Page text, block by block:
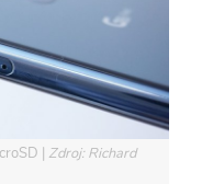
Zdroj: Richard